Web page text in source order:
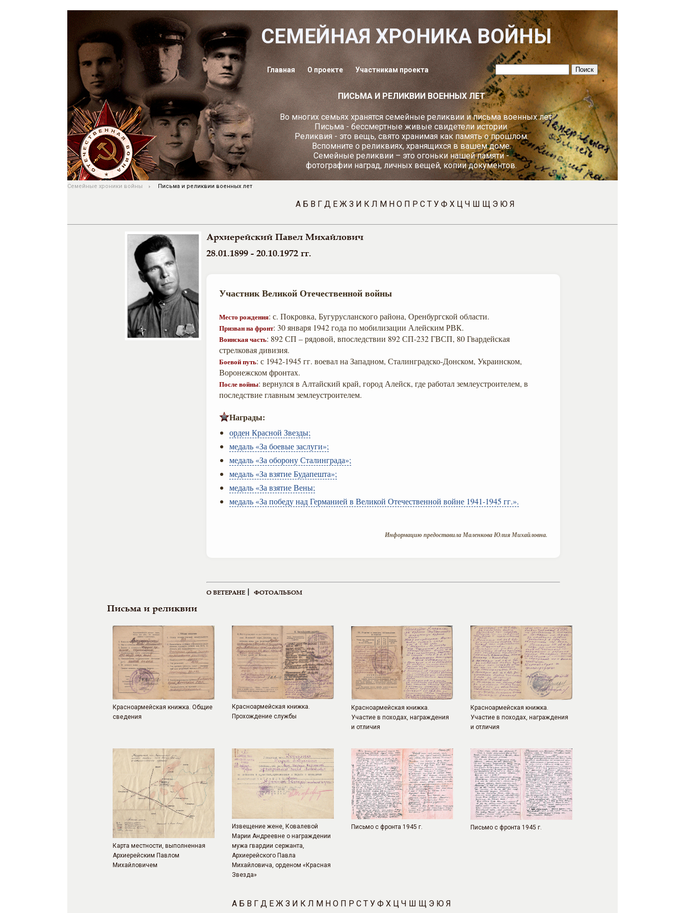
СЕМЕЙНАЯ ХРОНИКА ВОЙНЫ
Главная О проекте Участникам проекта
ПИСЬМА И РЕЛИКВИИ ВОЕННЫХ ЛЕТ
Во многих семьях хранятся семейные реликвии и письма военных лет.
Письма - бессмертные живые свидетели истории.
Реликвия - это вещь, свято хранимая как память о прошлом.
Вспомните о реликвиях, хранящихся в вашем доме.
Семейные реликвии – это огоньки нашей памяти -
фотографии наград, личных вещей, копии документов.
Семейные хроники войны Письма и реликвии военных лет
А Б В Г Д Е Ж З И К Л М Н О П Р С Т У Ф Х Ц Ч Ш Щ Э Ю Я
Архиерейский Павел Михайлович
28.01.1899 - 20.10.1972 гг.
Участник Великой Отечественной войны
Место рождения: с. Покровка, Бугурусланского района, Оренбургской области.
Призван на фронт: 30 января 1942 года по мобилизации Алейским РВК.
Воинская часть: 892 СП – рядовой, впоследствии 892 СП-232 ГВСП, 80 Гвардейская
стрелковая дивизия.
Боевой путь: с 1942-1945 гг. воевал на Западном, Сталинградско-Донском, Украинском,
Воронежском фронтах.
После войны: вернулся в Алтайский край, город Алейск, где работал землеустроителем, в
последствие главным землеустроителем.
Награды:
орден Красной Звезды;
медаль «За боевые заслуги»;
медаль «За оборону Сталинграда»;
медаль «За взятие Будапешта»;
медаль «За взятие Вены;
медаль «За победу над Германией в Великой Отечественной войне 1941-1945 гг.».
Информацию предоставила Маленкова Юлия Михайловна.
О ВЕТЕРАНЕ | ФОТОАЛЬБОМ
Письма и реликвии
Красноармейская книжка. Общие
сведения
Красноармейская книжка.
Прохождение службы
Красноармейская книжка.
Участие в походах, награждения
и отличия
Красноармейская книжка.
Участие в походах, награждения
и отличия
Карта местности, выполненная
Архиерейским Павлом
Михайловичем
Извещение жене, Ковалевой
Марии Андреевне о награждении
мужа гвардии сержанта,
Архиерейского Павла
Михайловича, орденом «Красная
Звезда»
Письмо с фронта 1945 г. Письмо с фронта 1945 г.
А Б В Г Д Е Ж З И К Л М Н О П Р С Т У Ф Х Ц Ч Ш Щ Э Ю Я